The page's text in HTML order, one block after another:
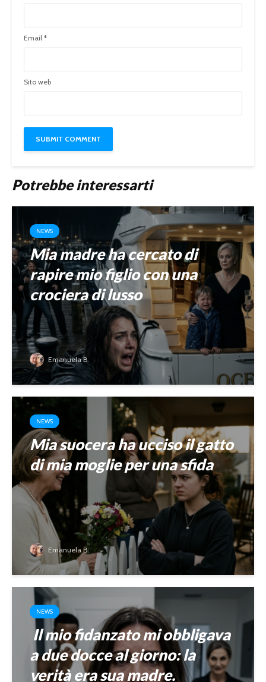
Email *
Sito web
Potrebbe interessarti
NEWS
Mia madre ha cercato di
rapire mio figlio con una
crociera di lusso
Emanuela B.
NEWS
Mia suocera ha ucciso il gatto
di mia moglie per una sfida
Emanuela B.
NEWS
Il mio fidanzato mi obbligava
a due docce al giorno: la
verità era sua madre.